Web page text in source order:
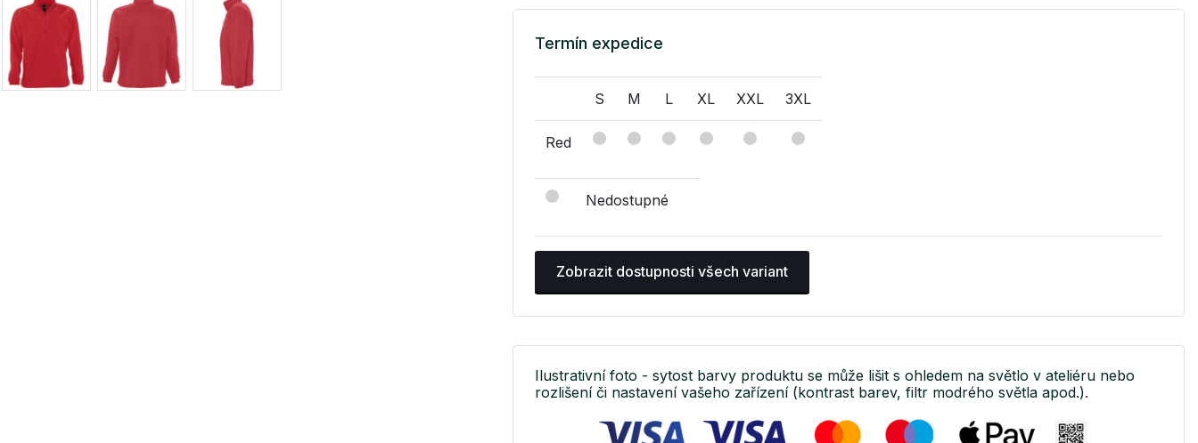
Termín expedice
S M L XL XXL 3XL
Red
Nedostupné
Zobrazit dostupnosti všech variant
Ilustrativní foto - sytost barvy produktu se může lišit s ohledem na světlo v ateliéru nebo
rozlišení či nastavení vašeho zařízení (kontrast barev, filtr modrého světla apod.).